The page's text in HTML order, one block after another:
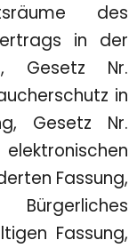
des
in der
Gesetz Nr.
in
Gesetz Nr.
Fassung,
Fassung,